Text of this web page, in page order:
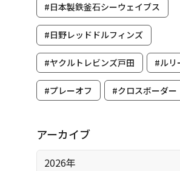
#日本製鉄釜石シーウェイブス
#日野レッドドルフィンズ
#ヤクルトレビンズ戸田 #ルリ
#プレーオフ #クロスボーダー
アーカイブ
2026年